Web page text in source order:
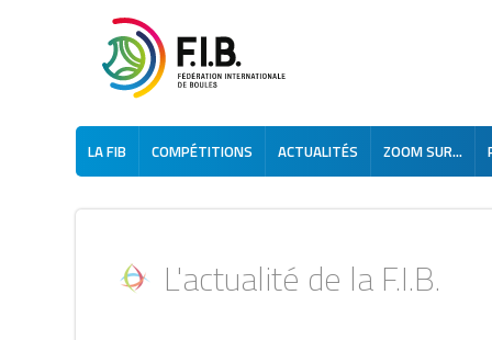
LA FIB COMPÉTITIONS ACTUALITÉS ZOOM SUR...
L'actualité de la F.I.B.